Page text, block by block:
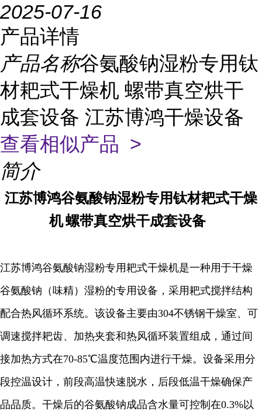
2025-07-16
产品详情
产品名称谷氨酸钠湿粉专用钛
材耙式干燥机 螺带真空烘干
成套设备 江苏博鸿干燥设备
查看相似产品 >
简介
江苏博鸿谷氨酸钠湿粉专用钛材耙式干燥
机螺带真空烘干成套设备
江苏博鸿谷氨酸钠湿粉专用耙式干燥机是一种用于干燥
谷氨酸钠（味精）湿粉的专用设备，采用耙式搅拌结构
配合热风循环系统。该设备主要由304不锈钢干燥室、可
调速搅拌耙齿、加热夹套和热风循环装置组成，通过间
接加热方式在70-85℃温度范围内进行干燥。设备采用分
段控温设计，前段高温快速脱水，后段低温干燥确保产
品品质。干燥后的谷氨酸钠成品含水量可控制在0.3%以